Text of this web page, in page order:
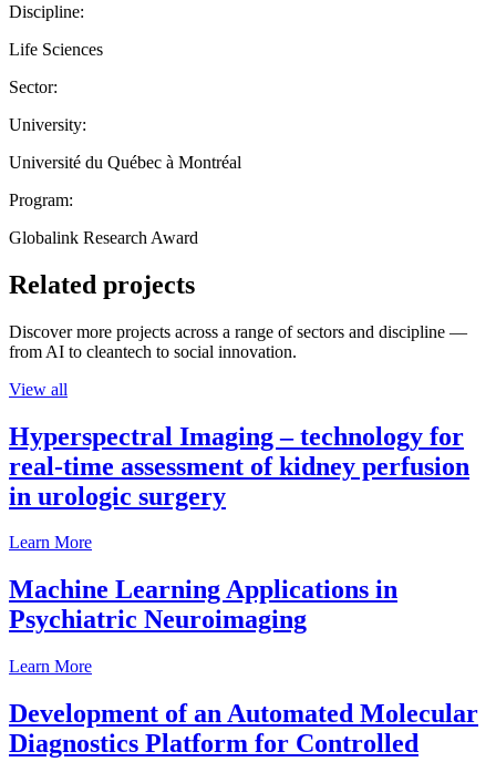
Discipline:
Life Sciences
Sector:
University:
Université du Québec à Montréal
Program:
Globalink Research Award
Related projects
Discover more projects across a range of sectors and discipline —
from AI to cleantech to social innovation.
View all
Hyperspectral Imaging – technology for
real-time assessment of kidney perfusion
in urologic surgery
Learn More
Machine Learning Applications in
Psychiatric Neuroimaging
Learn More
Development of an Automated Molecular
Diagnostics Platform for Controlled